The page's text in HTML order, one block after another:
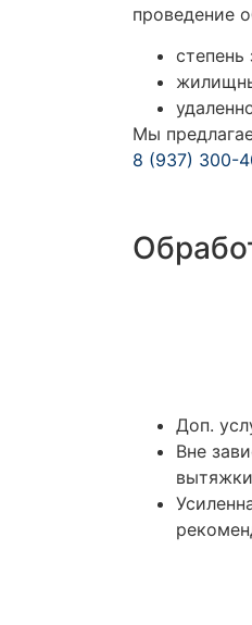
проведение
степень
Мы
8 (937) 300-
Доп.
Вне